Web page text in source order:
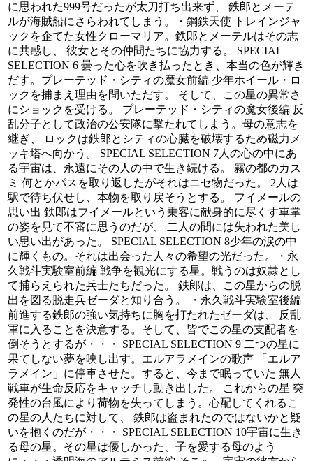
に思われた999号だったが太刀打ち出来ず、 鉄郎とメーテ
ルが海賊船にさらわれてしまう。・鋼鉄天使 トレインジャ
ックを企てた女性クローマリア。鉄郎とメーテルはその志
に共感し、 彼女とその仲間たちに協力する。 SPECIAL
SELECTION 6 曇った心を吹き払ったとき、本当の色が輝き
だす。プレーテッド・シティの魔女前編 少年ホイール・ロ
ックを捕まえ理由を問いただす。 そして、この星の異常さ
にショックを受ける。 プレーテッド・シティの魔女後編 反
乱分子として政治の公安隊に撃たれてしまう。母の意志を
継ぎ、 ロックは鉄郎とシティの心臓を破壊するため磁力メ
ッキ塔へ向かう。 SPECIAL SELECTION 7人の心の中にあ
る宇宙は、永遠にその人の中で生き続ける。 霧の都のカス
ミ 何とかパスを取り返したがそれはニセ物だった。 2人は
駅で待ち伏せし、本物を取り戻そうとする。 フイメールの
思い出 鉄郎はフイメールという乗客に献身的に尽くす車掌
の姿を見て不審に思うのだが、 二人の間には失われた美し
い思い出があった。 SPECIAL SELECTION 8少年の涙の中
に輝くもの。それは出会った人々の希望の光だった。・永
久戦斗実験室前編 戦争を観光にする星。戦うのは奴隷とし
て捕らえられた兵士たちだった。 鉄郎は、この星からの脱
出を図る脱走兵ゼーダと知り合う。 ・永久戦斗実験室後編
前進する鉄郎の強い気持ちに胸を打たれたゼーダは、 反乱
軍に入ることを決意する。そして、皆でこの星の支配者を
倒そうとするが・・・ SPECIAL SELECTION 9 二つの星に
果てしない夢を映し出す。エルアラメインの歌声 「エルア
ラメイン」に停車させた。すると、今まで眠っていた 無人
戦車が生命反応をキャッチし動き出した。 これからの星 突
発性の台風により荷物を失ってしまう。心配してくれるこ
の星の人たちに対して、 鉄郎は盗まれたのではないかと疑
いを抱くのだが・・・ SPECIAL SELECTION 10宇宙に生き
る母の星。その星は優しかった、子を愛する母のよう